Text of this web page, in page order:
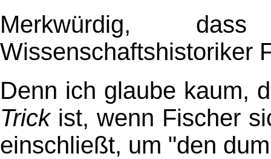
Merkwürdig,
Wissenschaftshistoriker
Denn ich glaube kaum,
Trickist, wenn Fischer
einschließt, um "den